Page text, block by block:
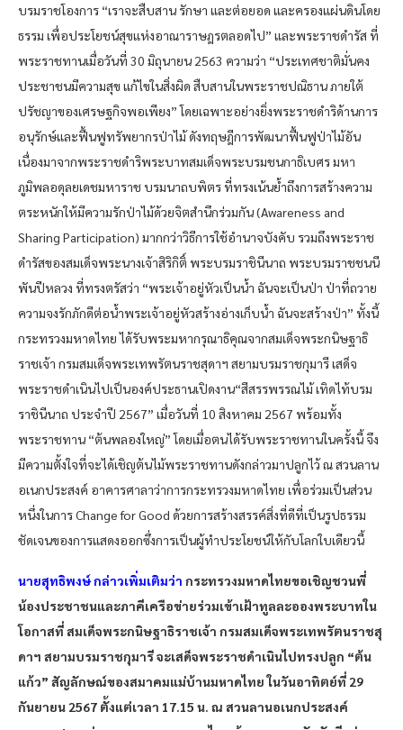
บรมราชโองการ “เราจะสืบสาน รักษา และต่อยอด และครองแผ่นดินโดย
ธรรม เพื่อประโยชน์สุขแห่งอาณาราษฎรตลอดไป” และพระราชดำรัส ที่
พระราชทานเมื่อวันที่ 30 มิถุนายน 2563 ความว่า “ประเทศชาติมั่นคง
ประชาชนมีความสุข แก้ไขในสิ่งผิด สืบสานในพระราชปณิธาน ภายใต้
ปรัชญาของเศรษฐกิจพอเพียง” โดยเฉพาะอย่างยิ่งพระราชดำริด้านการ
อนุรักษ์และฟื้นฟูทรัพยากรป่าไม้ ดังทฤษฎีการพัฒนาฟื้นฟูป่าไม้อัน
เนื่องมาจากพระราชดำริพระบาทสมเด็จพระบรมชนกาธิเบศร มหา
ภูมิพลอดุลยเดชมหาราช บรมนาถบพิตร ที่ทรงเน้นย้ำถึงการสร้างความ
ตระหนักให้มีความรักป่าไม้ด้วยจิตสำนึกร่วมกัน (Awareness and
Sharing Participation) มากกว่าวิธีการใช้อำนาจบังคับ รวมถึงพระราช
ดำรัสของสมเด็จพระนางเจ้าสิริกิติ์ พระบรมราชินีนาถ พระบรมราชชนนี
พันปีหลวง ที่ทรงตรัสว่า “พระเจ้าอยู่หัวเป็นน้ำ ฉันจะเป็นป่า ป่าที่ถวาย
ความจงรักภักดีต่อน้ำพระเจ้าอยู่หัวสร้างอ่างเก็บน้ำ ฉันจะสร้างป่า” ทั้งนี้
กระทรวงมหาดไทย ได้รับพระมหากรุณาธิคุณจากสมเด็จพระกนิษฐาธิ
ราชเจ้า กรมสมเด็จพระเทพรัตนราชสุดาฯ สยามบรมราชกุมารี เสด็จ
พระราชดำเนินไปเป็นองค์ประธานเปิดงาน“สีสรรพรรณไม้ เทิดไท้บรม
ราชินีนาถ ประจำปี 2567” เมื่อวันที่ 10 สิงหาคม 2567 พร้อมทั้ง
พระราชทาน “ต้นพลองใหญ่” โดยเมื่อตนได้รับพระราชทานในครั้งนี้ จึง
มีความตั้งใจที่จะได้เชิญต้นไม้พระราชทานดังกล่าวมาปลูกไว้ ณ สวนลาน
อเนกประสงค์ อาคารศาลาว่าการกระทรวงมหาดไทย เพื่อร่วมเป็นส่วน
หนึ่งในการ Change for Good ด้วยการสร้างสรรค์สิ่งที่ดีที่เป็นรูปธรรม
ชัดเจนของการแสดงออกซึ่งการเป็นผู้ทำประโยชน์ให้กับโลกใบเดียวนี้
นายสุทธิพงษ์ กล่าวเพิ่มเติมว่า กระทรวงมหาดไทยขอเชิญชวนพี่
น้องประชาชนและภาคีเครือข่ายร่วมเข้าเฝ้าทูลละอองพระบาทใน
โอกาสที่ สมเด็จพระกนิษฐาธิราชเจ้า กรมสมเด็จพระเทพรัตนราชสุ
ดาฯ สยามบรมราชกุมารี จะเสด็จพระราชดำเนินไปทรงปลูก “ต้น
แก้ว” สัญลักษณ์ของสมาคมแม่บ้านมหาดไทย ในวันอาทิตย์ที่ 29
กันยายน 2567 ตั้งแต่เวลา 17.15 น. ณ สวนลานอเนกประสงค์